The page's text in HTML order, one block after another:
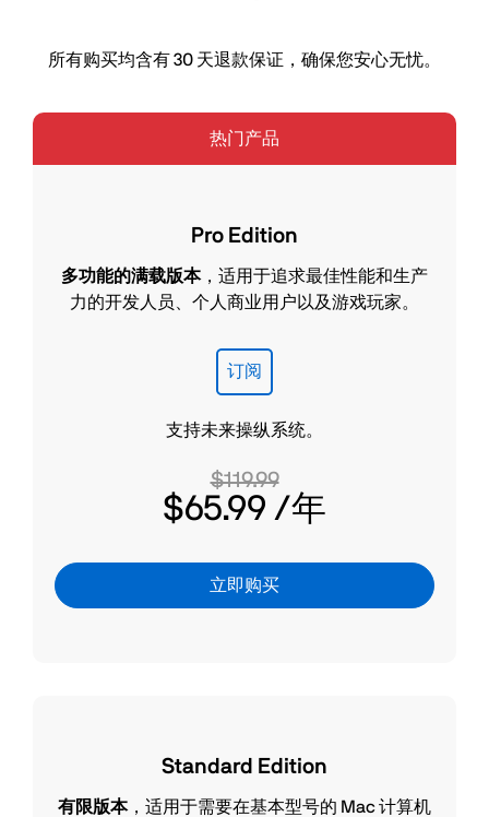
所有购买均含有 30 天退款保证，确保您安心无忧。
Standard Edition
有限版本，适用于需要在基本型号的 Mac 计算机
热门产品
Pro Edition
多功能的满载版本，适用于追求最佳性能和生产
力的开发人员、个人商业用户以及游戏玩家。
订阅
支持未来操纵系统。
$119.99
$65.99 /年
立即购买